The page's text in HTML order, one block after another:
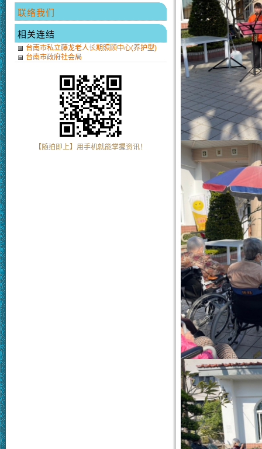
联络我们
相关连结
台南市私立藤龙老人长期照顾中心(养护型)
台南市政府社会局
【随拍即上】用手机就能掌握资讯！